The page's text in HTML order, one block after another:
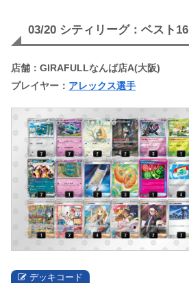
03/20 シティリーグ：ベスト16
店舗：GIRAFULLなんば店A(大阪)
プレイヤー： アレックス選手
デッキコード